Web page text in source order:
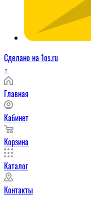
Сделано на 1os.ru
↑
Главная
Кабинет
Корзина
Каталог
Контакты